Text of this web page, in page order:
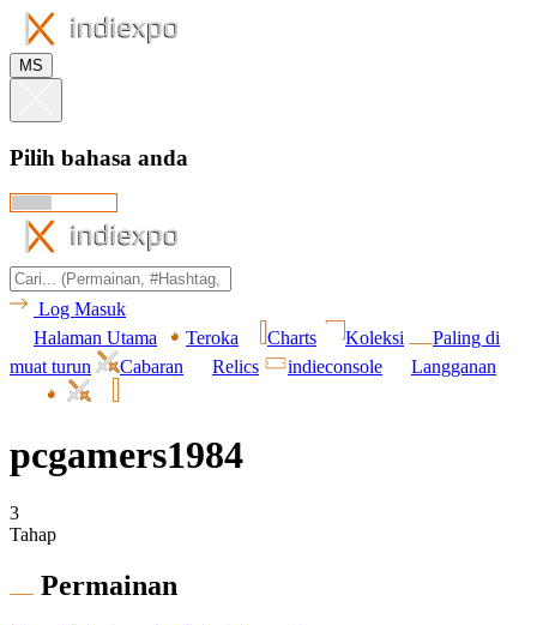
MS
Pilih bahasa anda
Log Masuk
Halaman Utama
Teroka Charts Koleksi
Paling di
muat turun
Cabaran Relics indieconsole Langganan
pcgamers1984
3
Tahap
Permainan